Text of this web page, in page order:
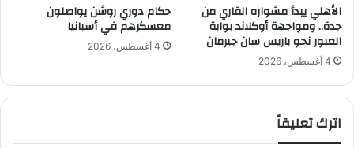
ا
ر
س
ه
ق
ا
الأهلي يبدأ مشواره القاري من
جدة.. ومواجهة أوكلاند بوابة
العبور نحو باريس سان جيرمان
4 أغسطس، 2026
حكام دوري روشن يواصلون
معسكرهم في أسبانيا
4 أغسطس، 2026
اترك تعليقاً